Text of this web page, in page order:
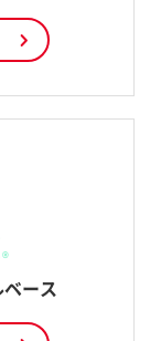
ース